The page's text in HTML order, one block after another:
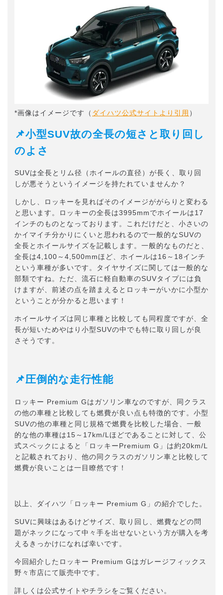
*画像はイメージです（ ダイハツ公式サイトより引用 ）
📌小型SUV故の全長の短さと取り回し
のよさ
SUVは全長とリム径（ホイールの直径）が長く、取り回
しが悪そうというイメージを持たれていませんか？
しかし、ロッキーを見ればそのイメージががらりと変わる
と思います。ロッキーの全長は3995mmでホイールは17
インチのものとなっております。これだけだと、小さいの
かイマイチ分かりにくいと思われるので一般的なSUVの
全長とホイールサイズを記載します。一般的なものだと、
全長は4,100～4,500mmほど、ホイールは16～18インチ
という車種が多いです。タイヤサイズに関しては一般的な
部類ですね。ただ、流石に軽自動車のSUVタイプには負
けますが、前述の点を踏まえるとロッキーがいかに小型か
ということが分かると思います！
ホイールサイズは同じ車種と比較しても同程度ですが、全
長が短いためやはり小型SUVの中でも特に取り回しが良
さそうです。
📌圧倒的な走行性能
ロッキー Premium Gはガソリン車なのですが、同クラス
の他の車種と比較しても燃費が良い点も特徴的です。小型
SUVの他の車種と同じ規格で燃費を比較した場合、一般
的な他の車種は15～17km/Lほどであることに対して、公
式スペックによると「ロッキーPremium G」は約20km/L
と記載されており、他の同クラスのガソリン車と比較して
燃費が良いことは一目瞭然です！
以上、ダイハツ「ロッキー Premium G」の紹介でした。
SUVに興味はあるけどサイズ、取り回し、燃費などの問
題がネックになって中々手を出せないという方が購入を考
えるきっかけになれば幸いです。
今回紹介したロッキー Premium Gはガレージフィックス
野々市店にて販売中です。
詳しくは公式サイトやチラシをご覧ください。